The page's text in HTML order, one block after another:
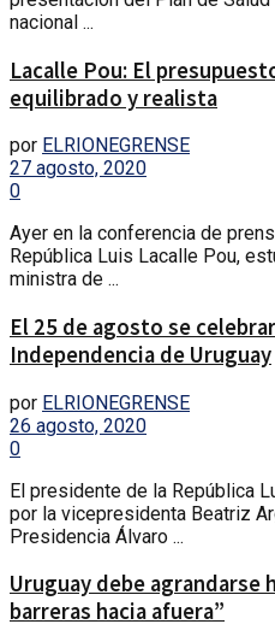
nacional ...
Lacalle Pou: El
equilibrado y realista
por ELRIONEGRENSE
27 agosto, 2020
0
Ayer en la conferencia de
República Luis Lacalle Pou,
ministra de ...
El 25 de agosto se
Independencia de Uruguay
por ELRIONEGRENSE
26 agosto, 2020
0
El presidente de la República
por la vicepresidenta Beatriz
Presidencia Álvaro ...
Uruguay debe agrandarse
barreras hacia afuera”